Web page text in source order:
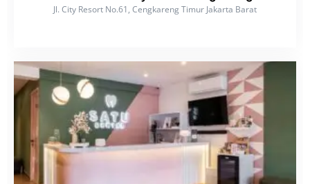
Jl. City Resort No.61, Cengkareng Timur Jakarta Barat